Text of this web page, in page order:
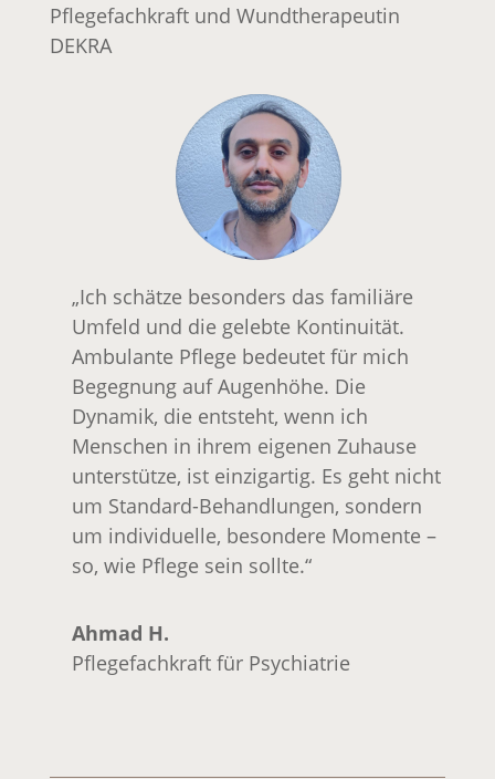
Pflegefachkraft und Wundtherapeutin
DEKRA
„Ich schätze besonders das familiäre
Umfeld und die gelebte Kontinuität.
Ambulante Pflege bedeutet für mich
Begegnung auf Augenhöhe. Die
Dynamik, die entsteht, wenn ich
Menschen in ihrem eigenen Zuhause
unterstütze, ist einzigartig. Es geht nicht
um Standard-Behandlungen, sondern
um individuelle, besondere Momente –
so, wie Pflege sein sollte.“
Ahmad H.
Pflegefachkraft für Psychiatrie